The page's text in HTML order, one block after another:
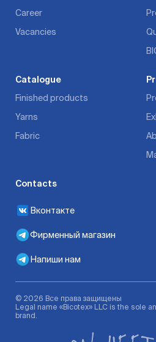
Career
Vacancies
Catalogue
Finished products
Yarns
Fabric
Contacts
Вконтакте
Фирменный магазин
Напиши нам
© 2026 Все права защищены
Legal name «Bicotex» LLC is the sole
brand.